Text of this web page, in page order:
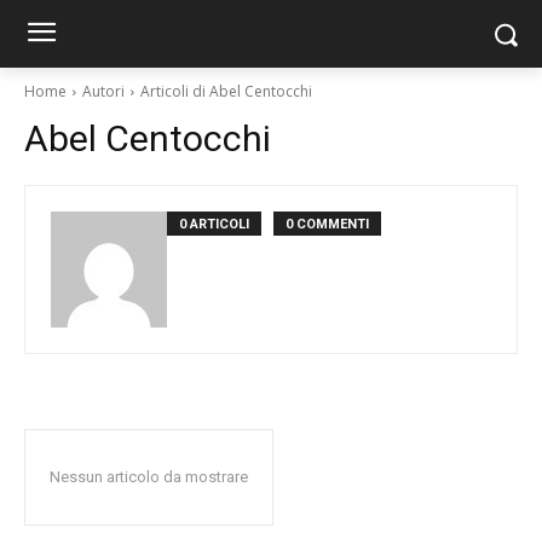
Home Autori Articoli di Abel Centocchi
Abel Centocchi
0 ARTICOLI 0 COMMENTI
Nessun articolo da mostrare